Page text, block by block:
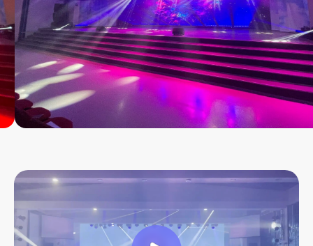
Являемся единственным отечественным
производителем led-экранов в реестре РЭП